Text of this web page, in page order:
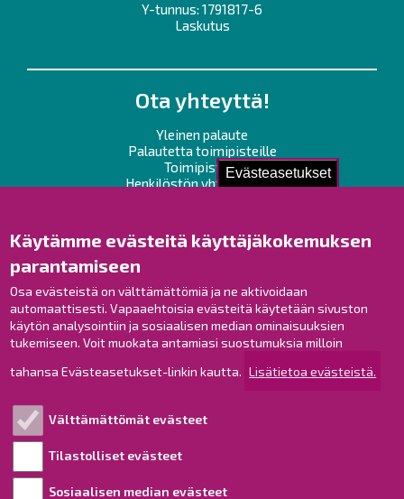
Evästeasetukset
Käytämme evästeitä käyttäjäkokemuksen
parantamiseen
Osa evästeistä on välttämättömiä ja ne aktivoidaan
automaattisesti. Vapaaehtoisia evästeitä käytetään sivuston
käytön analysointiin ja sosiaalisen median ominaisuuksien
tukemiseen. Voit muokata antamiasi suostumuksia milloin
tahansa Evästeasetukset-linkin kautta. Lisätietoa evästeistä.
Välttämättömät evästeet
Tilastolliset evästeet
Sosiaalisen median evästeet
Y-tunnus: 1791817-6
Laskutus
Ota yhteyttä!
Yleinen palaute
Palautetta toimipisteille
Toimipisteet
Henkilöstön yhteystiedot
Raahe Facebookissa
Raahe Instagramissa
Raahe LinkedInissä
Raahe YouTubessa
Esityslistat ja pöytäkirjat
Viranhaltijapäätökset